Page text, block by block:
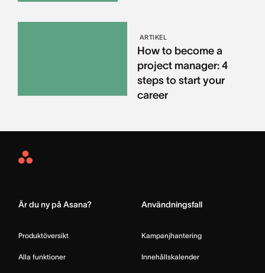
ARTIKEL
How to become a
project manager: 4
steps to start your
career
Asana
Är du ny på Asana?
Produktöversikt
Alla funktioner
Användningsfall
Kampanjhantering
Innehållskalender